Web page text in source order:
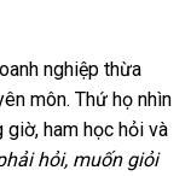
nghiệp thừa
môn. Thứ họ nhìn
ham học hỏi và
hỏi, muốn giỏi